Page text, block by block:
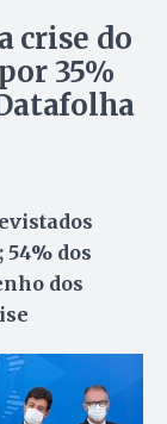
crise do
35%
dos
dos